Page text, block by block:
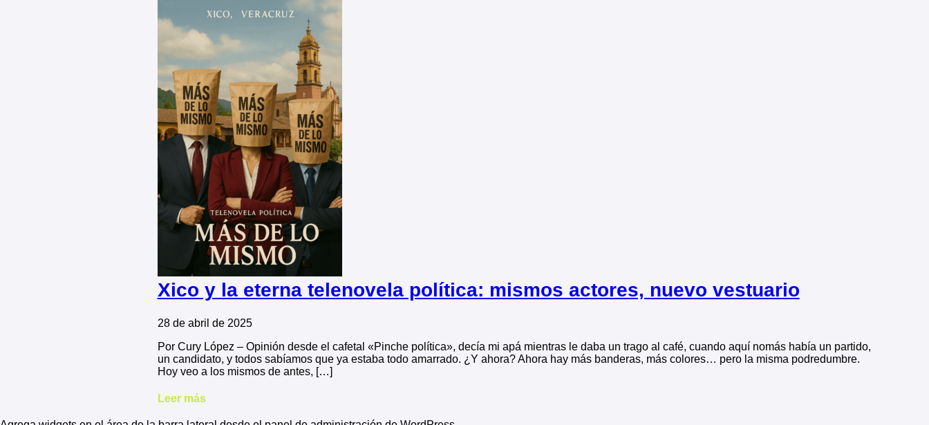
Xico y la eterna telenovela política: mismos actores, nuevo vestuario
28 de abril de 2025
Por Cury López – Opinión desde el cafetal «Pinche política», decía mi apá mientras le daba un trago al café, cuando aquí nomás había un partido,
un candidato, y todos sabíamos que ya estaba todo amarrado. ¿Y ahora? Ahora hay más banderas, más colores… pero la misma podredumbre.
Hoy veo a los mismos de antes, […]
Leer más